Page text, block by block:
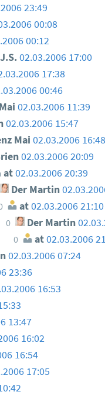
23:49
00:08
00:12
02.03.2006 17:00
17:38
00:46
02.03.2006 11:39
02.03.2006 15:47
Mai 02.03.2006 16:48
02.03.2006 20:09
at02.03.2006 20:39
Der Martin
at 02.03.2006 21:10
0 Der Martin
0 at02.03.2006
02.03.2006 07:24
23:36
16:53
13:47
16:02
16:54
17:05